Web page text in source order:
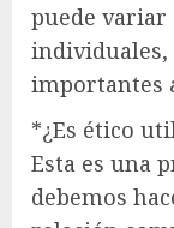
puede variar
individuales,
importantes
*¿Es ético
Esta es una
debemos